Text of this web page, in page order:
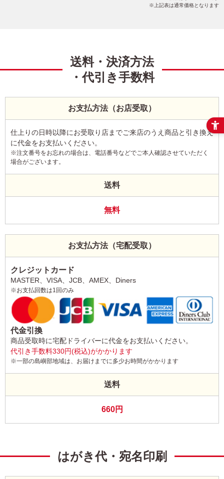
上記表は通常価格となります
送料・決済方法
・代引き手数料
お支払方法（お店受取）
仕上りの日時以降にお受取り店までご来店のうえ商品と引き換え
に代金をお支払いください。
※注文番号をお忘れの場合は、電話番号などでご本人確認させていただく
場合がございます。
送料
無料
お支払方法（宅配受取）
クレジットカード
MASTER、VISA、JCB、AMEX、Diners
※お支払回数は1回のみ
代金引換
商品受取時に宅配ドライバーに代金をお支払いください。
代引き手数料330円(税込)がかかります
※一部の島嶼部地域は、お届けまでに多少お時間がかかります
送料
660円
はがき代・宛名印刷